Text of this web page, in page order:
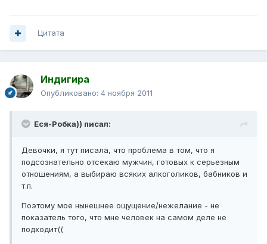
Цитата
Индигира
Опубликовано: 4 ноября 2011
Еся-Робка)) писал:
Девочки, я тут писала, что проблема в том, что я
подсознательно отсекаю мужчин, готовых к серьезным
отношениям, а выбираю всяких алкоголиков, бабников и
т.п.
Поэтому мое нынешнее ощущение/нежелание - не
показатель того, что мне человек на самом деле не
подходит((